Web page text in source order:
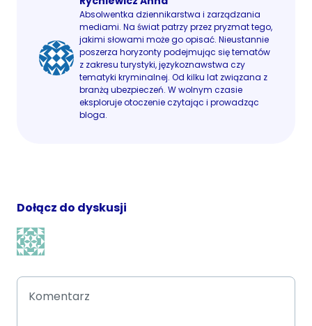
Absolwentka dziennikarstwa i zarządzania
mediami. Na świat patrzy przez pryzmat tego,
jakimi słowami może go opisać. Nieustannie
poszerza horyzonty podejmując się tematów
z zakresu turystyki, językoznawstwa czy
tematyki kryminalnej. Od kilku lat związana z
branżą ubezpieczeń. W wolnym czasie
eksploruje otoczenie czytając i prowadząc
bloga.
Dołącz do dyskusji